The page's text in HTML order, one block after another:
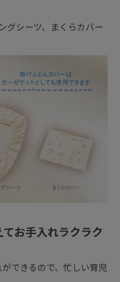
グシーツ、まくらカバー
お手入れラクラク
できるので、忙しい育児